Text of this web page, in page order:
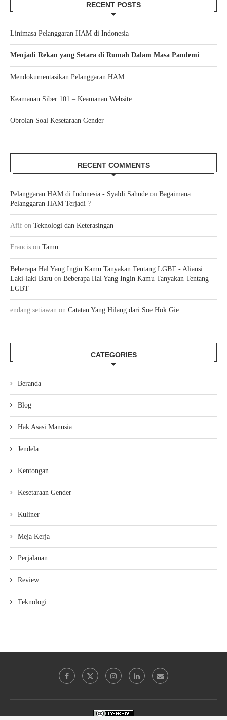
RECENT POSTS
Linimasa Pelanggaran HAM di Indonesia
Menjadi Rekan yang Setara di Rumah Dalam Masa Pandemi
Mendokumentasikan Pelanggaran HAM
Keamanan Siber 101 – Keamanan Website
Obrolan Soal Kesetaraan Gender
RECENT COMMENTS
Pelanggaran HAM di Indonesia - Syaldi Sahude on Bagaimana
Pelanggaran HAM Terjadi ?
Afif on Teknologi dan Keterasingan
Francis on Tamu
Beberapa Hal Yang Ingin Kamu Tanyakan Tentang LGBT - Aliansi
Laki-laki Baru on Beberapa Hal Yang Ingin Kamu Tanyakan Tentang
LGBT
endang setiawan on Catatan Yang Hilang dari Soe Hok Gie
CATEGORIES
Beranda
Blog
Hak Asasi Manusia
Jendela
Kentongan
Kesetaraan Gender
Kuliner
Meja Kerja
Perjalanan
Review
Teknologi